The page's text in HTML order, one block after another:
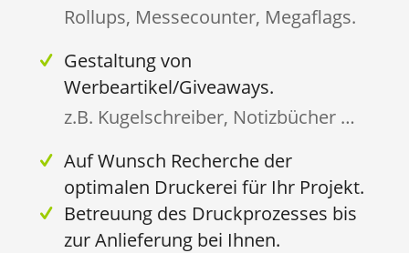
Rollups, Messecounter, Megaflags.
Gestaltung von
Werbeartikel/Giveaways.
z.B. Kugelschreiber, Notizbücher …
Auf Wunsch Recherche der
optimalen Druckerei für Ihr Projekt.
Betreuung des Druckprozesses bis
zur Anlieferung bei Ihnen.